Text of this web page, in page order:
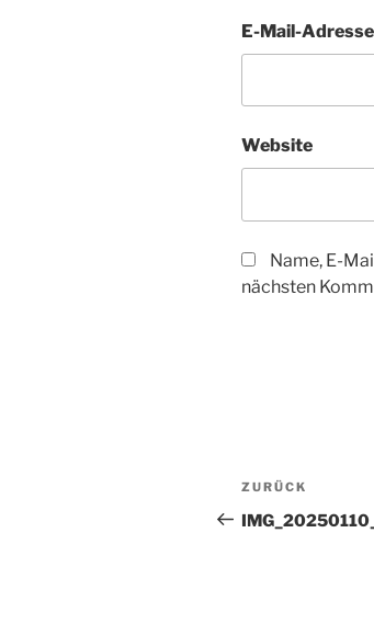
E-Mail-Adresse
Website
Name, E-
nächsten
Vorheriger
Beitrag
ZURÜCK